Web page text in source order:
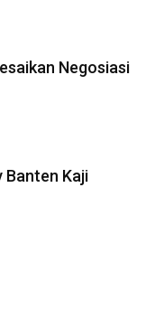
Negosiasi
Banten Kaji